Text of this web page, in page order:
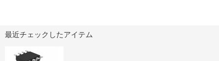
最近チェックしたアイテム